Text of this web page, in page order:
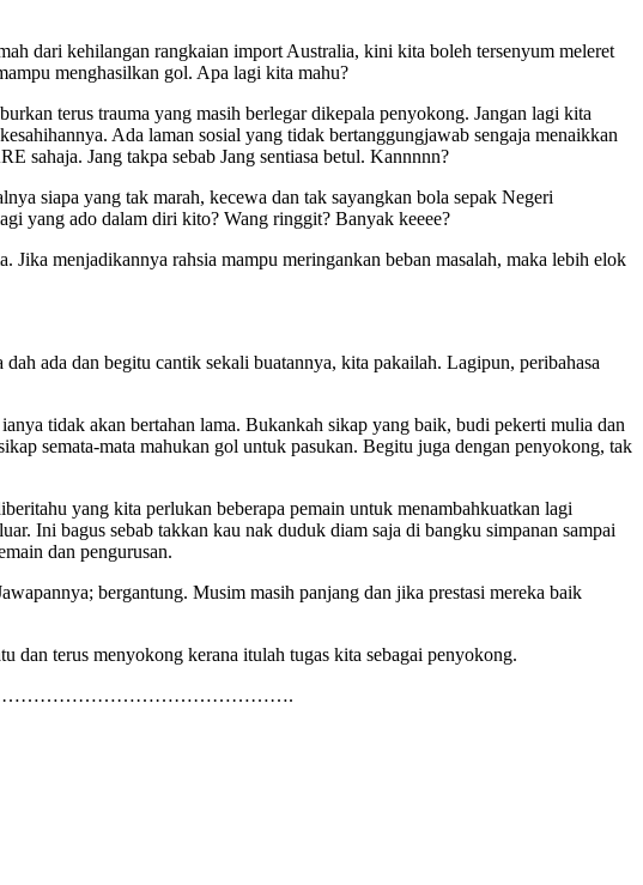
dari kehilangan rangkaian import Australia, kini kita boleh tersenyum meleret
menghasilkan gol. Apa lagi kita mahu?
terus trauma yang masih berlegar dikepala penyokong. Jangan lagi kita
Ada laman sosial yang tidak bertanggungjawab sengaja menaikkan
sahaja. Jang takpa sebab Jang sentiasa betul. Kannnnn?
siapa yang tak marah, kecewa dan tak sayangkan bola sepak Negeri
yang ado dalam diri kito? Wang ringgit? Banyak keeee?
Jika menjadikannya rahsia mampu meringankan beban masalah, maka lebih elok
ada dan begitu cantik sekali buatannya, kita pakailah. Lagipun, peribahasa
tidak akan bertahan lama. Bukankah sikap yang baik, budi pekerti mulia dan
semata-mata mahukan gol untuk pasukan. Begitu juga dengan penyokong, tak
yang kita perlukan beberapa pemain untuk menambahkuatkan lagi
Ini bagus sebab takkan kau nak duduk diam saja di bangku simpanan sampai
dan pengurusan.
bergantung. Musim masih panjang dan jika prestasi mereka baik
dan terus menyokong kerana itulah tugas kita sebagai penyokong.